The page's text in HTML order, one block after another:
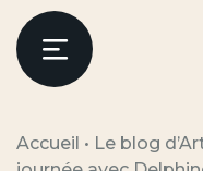
Accueil • Le blog